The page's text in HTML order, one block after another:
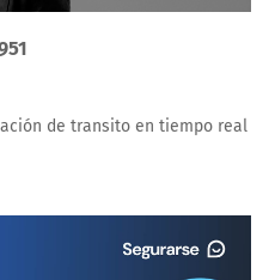
de transito en tiempo real